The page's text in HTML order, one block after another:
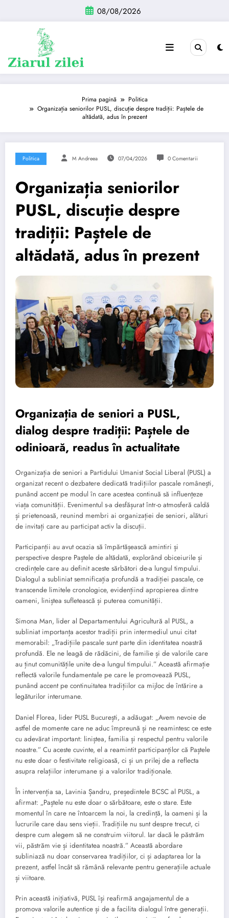
conținut
08/08/2026
Prima pagină
Politica
Organizația seniorilor PUSL, discuție despre tradiții: Paștele de
altădată, adus în prezent
Politica M Andreea 07/04/2026 0 Comentarii
Organizația seniorilor
PUSL, discuție despre
tradiții: Paștele de
altădată, adus în prezent
Organizația de seniori a PUSL,
dialog despre tradiții: Paștele de
odinioară, readus în actualitate
Organizația de seniori a Partidului Umanist Social Liberal (PUSL) a
organizat recent o dezbatere dedicată tradițiilor pascale românești,
punând accent pe modul în care acestea continuă să influențeze
viața comunității. Evenimentul s-a desfășurat într-o atmosferă caldă
și prietenoasă, reunind membri ai organizației de seniori, alături
de invitați care au participat activ la discuții.
Participanții au avut ocazia să împărtășească amintiri și
perspective despre Paștele de altădată, explorând obiceiurile și
credințele care au definit aceste sărbători de-a lungul timpului.
Dialogul a subliniat semnificația profundă a tradiției pascale, ce
transcende limitele cronologice, evidențiind apropierea dintre
oameni, liniștea sufletească și puterea comunității.
Simona Man, lider al Departamentului Agricultură al PUSL, a
subliniat importanța acestor tradiții prin intermediul unui citat
memorabil: „Tradițiile pascale sunt parte din identitatea noastră
profundă. Ele ne leagă de rădăcini, de familie și de valorile care
au ținut comunitățile unite de-a lungul timpului.” Această afirmație
reflectă valorile fundamentale pe care le promovează PUSL,
punând accent pe continuitatea tradițiilor ca mijloc de întărire a
legăturilor interumane.
Daniel Florea, lider PUSL București, a adăugat: „Avem nevoie de
astfel de momente care ne aduc împreună și ne reamintesc ce este
cu adevărat important: liniștea, familia și respectul pentru valorile
noastre.” Cu aceste cuvinte, el a reamintit participanților că Paștele
nu este doar o festivitate religioasă, ci și un prilej de a reflecta
asupra relațiilor interumane și a valorilor tradiționale.
În intervenția sa, Lavinia Șandru, președintele BCSC al PUSL, a
afirmat: „Paștele nu este doar o sărbătoare, este o stare. Este
momentul în care ne întoarcem la noi, la credință, la oameni și la
lucrurile care dau sens vieții. Tradițiile nu sunt despre trecut, ci
despre cum alegem să ne construim viitorul. Iar dacă le păstrăm
vii, păstrăm vie și identitatea noastră.” Această abordare
subliniază nu doar conservarea tradițiilor, ci și adaptarea lor la
prezent, astfel încât să rămână relevante pentru generațiile actuale
și viitoare.
Prin această inițiativă, PUSL își reafirmă angajamentul de a
promova valorile autentice și de a facilita dialogul între generații.